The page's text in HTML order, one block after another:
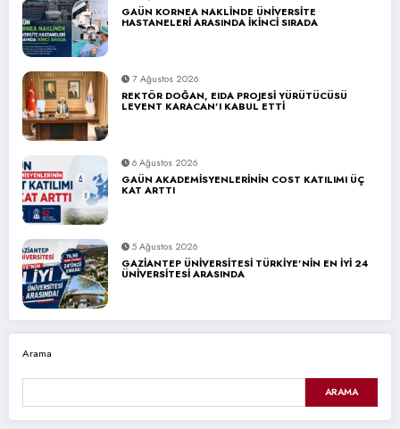
GAÜN KORNEA NAKLİNDE ÜNİVERSİTE
HASTANELERİ ARASINDA İKİNCİ SIRADA
7 Ağustos 2026
REKTÖR DOĞAN, EIDA PROJESİ YÜRÜTÜCÜSÜ
LEVENT KARACAN’I KABUL ETTİ
6 Ağustos 2026
GAÜN AKADEMİSYENLERİNİN COST KATILIMI ÜÇ
KAT ARTTI
5 Ağustos 2026
GAZİANTEP ÜNİVERSİTESİ TÜRKİYE’NİN EN İYİ 24
ÜNİVERSİTESİ ARASINDA
Arama
ARAMA